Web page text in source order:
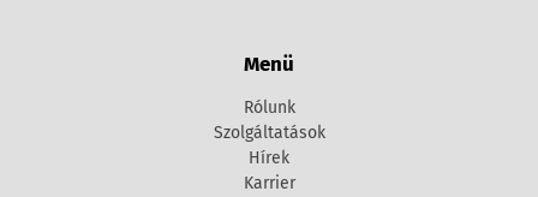
Menü
Rólunk
Szolgáltatások
Hírek
Karrier